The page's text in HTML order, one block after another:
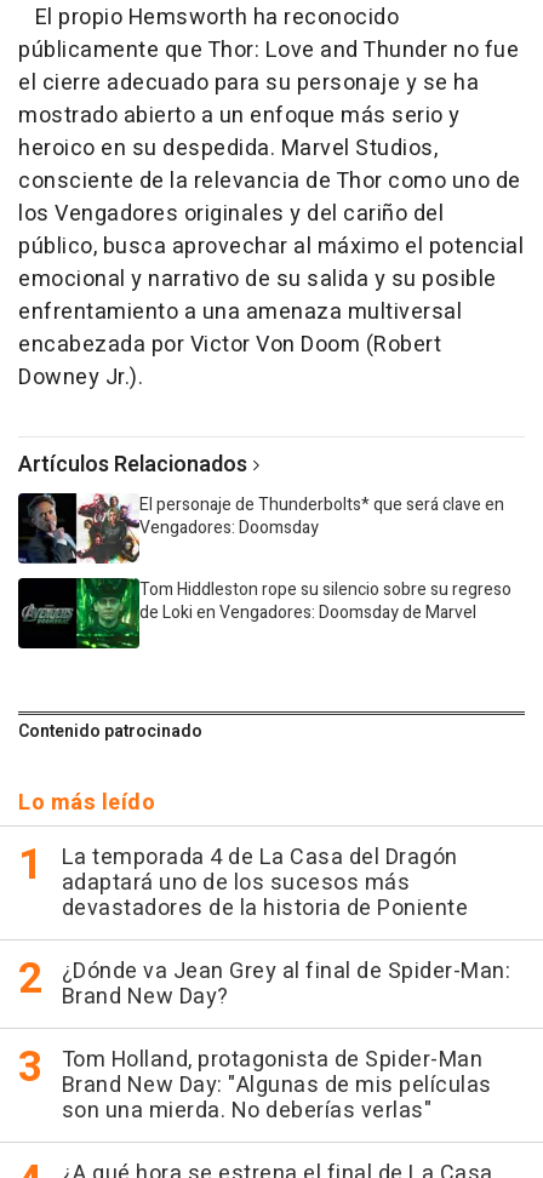
El propio Hemsworth ha reconocido
públicamente que Thor: Love and Thunder no fue
el cierre adecuado para su personaje y se ha
mostrado abierto a un enfoque más serio y
heroico en su despedida. Marvel Studios,
consciente de la relevancia de Thor como uno de
los Vengadores originales y del cariño del
público, busca aprovechar al máximo el potencial
emocional y narrativo de su salida y su posible
enfrentamiento a una amenaza multiversal
encabezada por Victor Von Doom (Robert
Downey Jr.).
Artículos Relacionados
El personaje de Thunderbolts* que será clave en
Vengadores: Doomsday
Tom Hiddleston rope su silencio sobre su regreso
de Loki en Vengadores: Doomsday de Marvel
Contenido patrocinado
Lo más leído
La temporada 4 de La Casa del Dragón
adaptará uno de los sucesos más
devastadores de la historia de Poniente
¿Dónde va Jean Grey al final de Spider-Man:
Brand New Day?
Tom Holland, protagonista de Spider-Man
Brand New Day: "Algunas de mis películas
son una mierda. No deberías verlas"